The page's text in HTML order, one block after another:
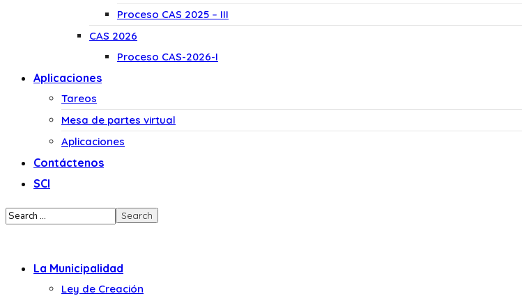
Proceso CAS 2025 – III
CAS 2026
Proceso CAS-2026-I
Aplicaciones
Tareos
Mesa de partes virtual
Aplicaciones
Contáctenos
SCI
La Municipalidad
Ley de Creación